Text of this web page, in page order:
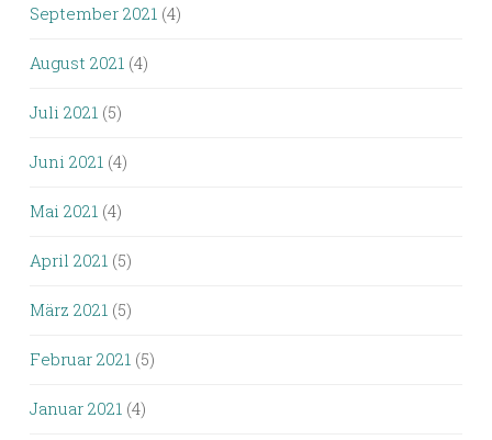
September 2021 (4)
August 2021 (4)
Juli 2021 (5)
Juni 2021 (4)
Mai 2021 (4)
April 2021 (5)
März 2021 (5)
Februar 2021 (5)
Januar 2021 (4)